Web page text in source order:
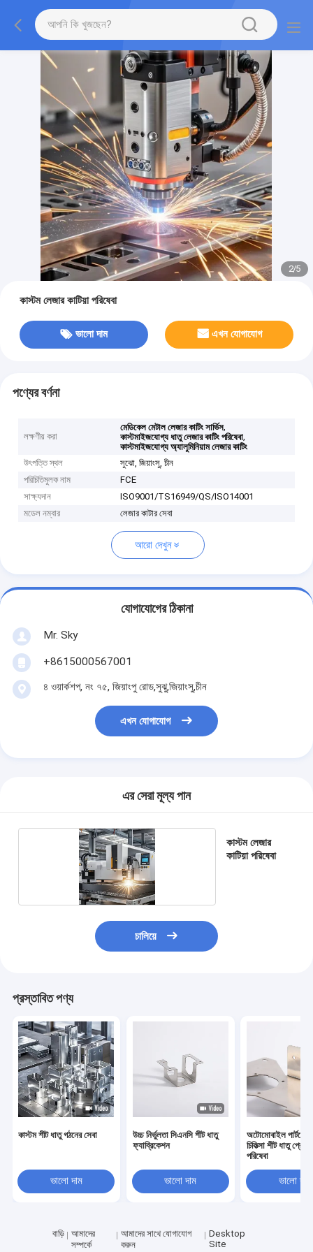
2/5
কাস্টম লেজার কাটিয়া পরিষেবা
ভালো দাম এখন যোগাযোগ
পণ্যের বর্ণনা
লক্ষণীয় করা
মেডিকেল মেটাল লেজার কাটিং সার্ভিস,
কাস্টমাইজযোগ্য ধাতু লেজার কাটিং পরিষেবা,
কাস্টমাইজযোগ্য অ্যালুমিনিয়াম লেজার কাটিং
উৎপত্তি স্থল
সুঝো, জিয়াংসু, চীন
পরিচিতিমুলক নাম
FCE
সাক্ষ্যদান
ISO9001/TS16949/QS/ISO14001
মডেল নম্বার
লেজার কাটার সেবা
আরো দেখুন
যোগাযোগের ঠিকানা
Mr. Sky
+8615000567001
৪ ওয়ার্কশপ, নং ৭৫, জিয়াংপু রোড,সুঝু,জিয়াংসু,চীন
এখন যোগাযোগ
এর সেরা মূল্য পান
কাস্টম লেজার
কাটিয়া পরিষেবা
চালিয়ে
প্রস্তাবিত পণ্য
কাস্টম শীট ধাতু গঠনের সেবা
ভালো দাম
উচ্চ নির্ভুলতা সিএনসি শীট ধাতু
ফ্যাব্রিকেশন
ভালো দাম
অটোমোবাইল পার্টসের
চিকিত্সা শীট ধাতু
পরিষেবা
ভালো দাম
বাড়ি
আমাদের
সম্পর্কে
আমাদের সাথে যোগাযোগ
করুন
Desktop
Site